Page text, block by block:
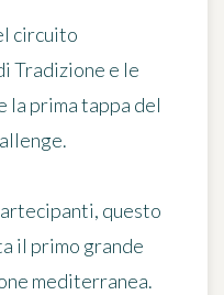
circuito
Tradizione e le
la prima tappa del
questo
il primo grande
mediterranea.